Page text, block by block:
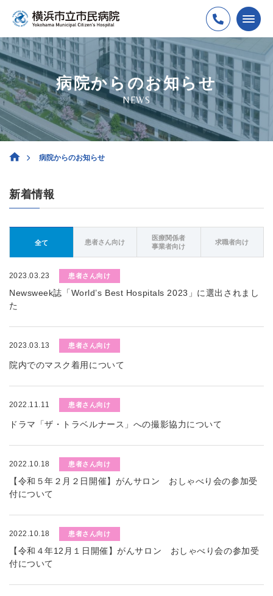
病院からのお知らせ
NEWS
病院からのお知らせ
新着情報
全て 患者さん向け
医療関係者
事業者向け
求職者向け
2023.03.23 患者さん向け
Newsweek誌「World’s Best Hospitals 2023」に選出されまし
た
2023.03.13 患者さん向け
院内でのマスク着用について
2022.11.11 患者さん向け
ドラマ「ザ・トラベルナース」への撮影協力について
2022.10.18 患者さん向け
【令和５年２月２日開催】がんサロン おしゃべり会の参加受
付について
2022.10.18 患者さん向け
【令和４年12月１日開催】がんサロン おしゃべり会の参加受
付について